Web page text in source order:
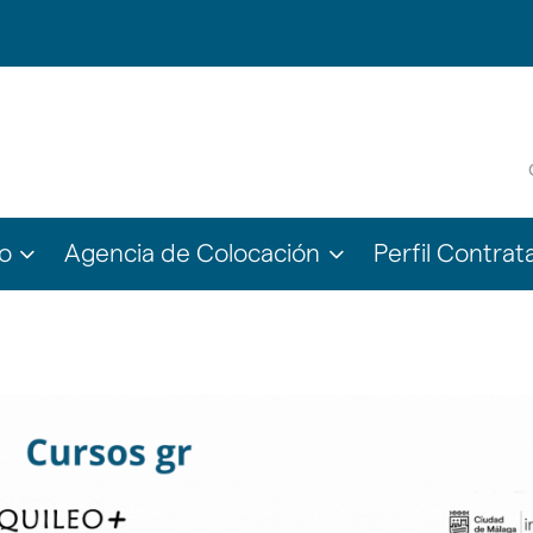
???
key.formatter.header.toggle.subsections???
Agencia de Colocación ???
Perfil